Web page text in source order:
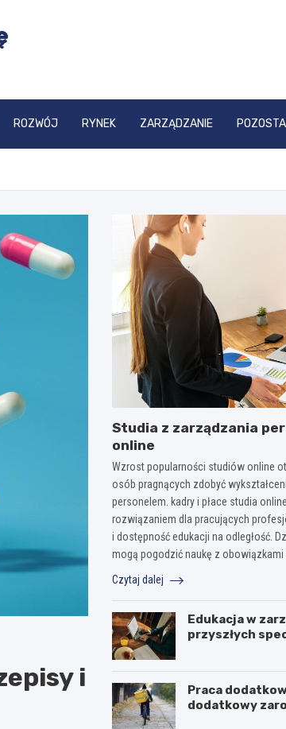
ROZWÓJ RYNEK ZARZĄDZANIE
i
Studia z zarządzania
online
Wzrost popularności studiów online
osób pragnących zdobyć
personelem. kadry i płace studia
rozwiązaniem dla pracujących
i dostępność edukacji na odległość.
mogą pogodzić naukę z
Czytaj dalej
Edukacja w
przyszłych
Praca
dodatkowy